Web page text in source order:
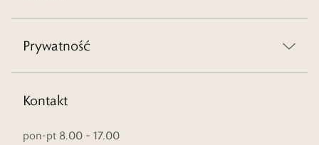
Prywatność
Kontakt
pon-pt 8.00 – 17.00